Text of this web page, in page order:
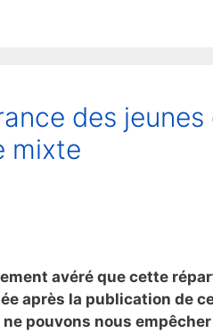
des jeunes
mixte
avéré que cette
après la publication de
pouvons nous